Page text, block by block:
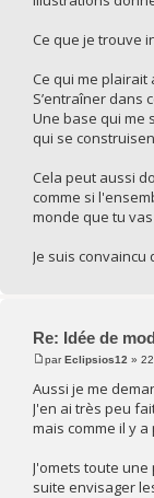
Ce que je trouve
Ce qui me
S’entraîner dans
Une base qui me
qui se
Cela peut aussi
comme si
monde que tu
Je suis
Re: Idée de
parEclipsios12 »
Aussi je me
J'en ai très peu
mais comme il y
J'omets toute
suite envisager